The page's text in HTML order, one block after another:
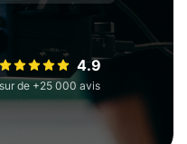
4.9
sur de +25 000 avis